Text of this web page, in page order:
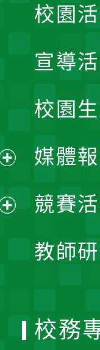
校園
宣導
校園
媒體
競賽
教師
開
校務